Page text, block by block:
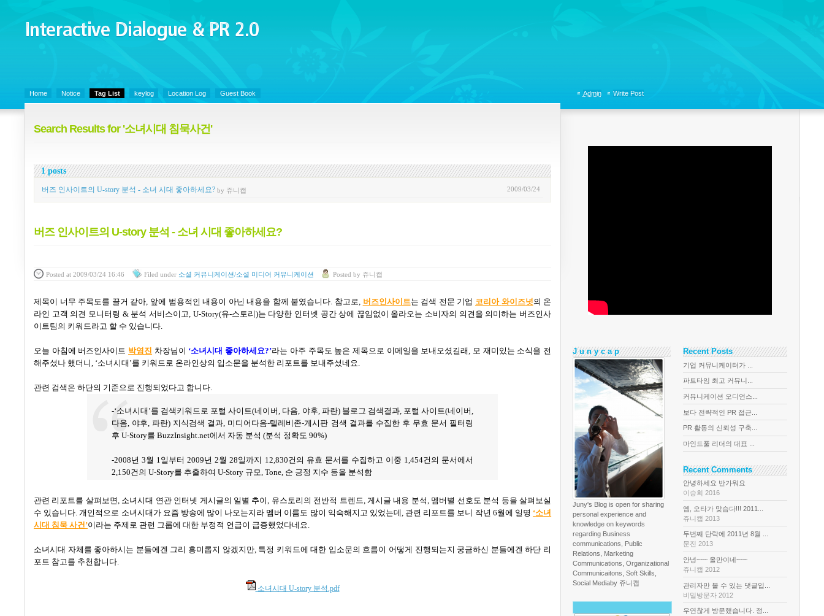
Interactive Dialogue &
PR 2.0
Home Notice Tag List keylog Location Log Guest Book
Search Results for '소녀시대 침묵사건'
1 posts
2009/03/24
버즈 인사이트의 U-story 분석 - 소녀 시대 좋아하세요? by 쥬니캡
버즈 인사이트의 U-story 분석 - 소녀 시대 좋아하세요?
Posted at 2009/03/24 16:46 Filed under 소셜 커뮤니케이션/소셜 미디어 커뮤니케이션 Posted by 쥬니캡
제목이 너무 주목도를 끌거 같아, 앞에 범용적인 내용이 아닌 내용을 함께 붙였습니다. 참고로, 버즈인사이트는 검색 전문 기업 코리 아 와이 즈넛의 온
라인 고객 의견 모니터링 & 분석 서비스이고, U-Story(유-스토리)는 다양한 인터넷 공간 상에 끊임없이 올라오는 소비자의 의견을 의미하는 버즈인사
이트팀의 키워드라고 할 수 있습니다.
오늘 아침에 버즈인사이트 박영진 차장님이 ‘소녀시대 좋아하세요?’라는 아주 주목도 높은 제목으로 이메일을 보내오셨길래, 모 재미있는 소식을 전
해주셨나 했더니, ‘소녀시대 ’를 키워드로 온라인상의 입소문을 분석한 리포트를 보내주셨네요.
관련 검색은 하단의 기준으로 진행되었다고 합니다.
-‘소녀시대 ’를 검색키워드로 포털 사이트(네이버, 다음, 야후, 파란) 블로그 검색결과, 포털 사이트(네이버,
다음, 야후, 파란) 지식검색 결과, 미디어다음-텔레비존-게시판 검색 결과를 수집한 후 무효 문서 필터링
후 U-Story를 BuzzInsight.net에서 자동 분석 (분석 정확도 90%)
-2008년 3월 1일부터 2009년 2월 28일까지 12,830건의 유효 문서를 수집하고 이중 1,454건의 문서에서
2,150건의 U-Story를 추출하여 U-Story 규모, Tone, 순 긍정 지수 등을 분석함
관련 리포트를 살펴보면, 소녀시대 연관 인터넷 게시글의 일별 추이, 유스토리의 전반적 트렌드,게시글 내용 분석, 멤버별 선호도 분석 등을 살펴보실
수 있습니다.개인적으로 소녀시대가 요즘 방송에 많이 나오는지라 멤버 이름도 많이 익숙해지고 있었는데, 관련 리포트를 보니 작년 6월에 일명 ‘소녀
시대 침 묵 사건’이라는 주제로 관련 그룹에 대한 부정적 언급이 급증했었다네요.
소녀시대 자체를 좋아하시는 분들에겐 그리 흥미롭지 않겠지만, 특정 키워드에 대한 입소문의 흐름이 어떻게 진행되는지 궁금하신 분들에겐 하단 리
포트 참고를 추천합니다.
소녀시대 U-story 분석.pdf
Admin Write Post
J u n y c a p
Juny's Blog is open for sharing
personal experience and
knowledge on keywords
regarding Business
communications, Public
Relations, Marketing
Communications, Organizational
Communicaitons, Soft Skills,
Social Mediaby 쥬니캡
Recent Posts
기업 커뮤니케이터가 ...
파트타임 최고 커뮤니...
커뮤니케이션 오디언스...
보다 전략적인 PR 접근...
PR 활동의 신뢰성 구축...
마인드풀 리더의 대표 ...
Recent Comments
안녕하세요 반가워요
이승희 2016
옙, 오타가 맞슴다!!! 2011...
쥬니캡 2013
두번째 단락에 2011년 8월 ...
문진 2013
안녕~~~ 올만이네~~~
쥬니캡 2012
관리자만 볼 수 있는 댓글입...
비밀방문자 2012
우연찮게 방문했습니다. 정...